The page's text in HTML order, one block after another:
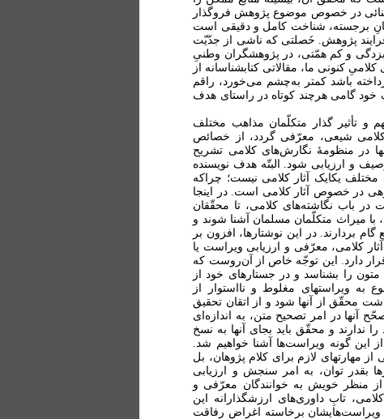
در خصوص موضوع پژوهش فروگذار
برجسته، شناخت کامل و دقیقی است
فرایند پژوهش. خَصلتی که ناشی از جدّیّت
و کم همّتی، در پژوهشگران وطنیِ
کنونی ما، مقالاتی کتابشناسانه از
باشد کمتر به‌چشم می‌خورد، راقم
خود گامی هرچند کوتاه در راستای هدف
و تأثیر گذار متکلّمان مذاهب مختلف
کلامی شیعی، معرّفی گردد، از خصائص
در منظومۀ نگارش‌های کلامی تشریح
و ارزیابی شود. البتّه هدف نویسنده
یکایک آثار کلامی نیست؛ چراکه
در خصوص آثار کلامی است. در اینجا
باب نگاشته‌های کلامی، تا محقّقان
میراث متکلّمان مسلمان آشنا شوند و
بردارند. در این نوشتارها، افزون بر
کلامی، معرّفی و ارزیابی ویراست یا
دارد. این توجّه خاص از آن‌روست که
را بشناسد و در جستارهای خود از
به ویراستهای مغلوط و نااستوار از
محقّق از آنها شود و از اتقان تحقیق
آنها در امر تصحیح متن، به اندازه‌ای
ندارند و محقّق باید بجای آنها به نسخ
این گونه ویراست‌ها آشنا خواهیم شد.
از مهارتهای لازم برای کلام پژوهان، بل
بقدر توان، به امر سنجش و ارزیابی
از منظر خویش به خوانندگان معرّفی و
تابِ داوری‌های ارزشگذارانه این
ویراست‌هایشان برخاسته اغراض رفاقت